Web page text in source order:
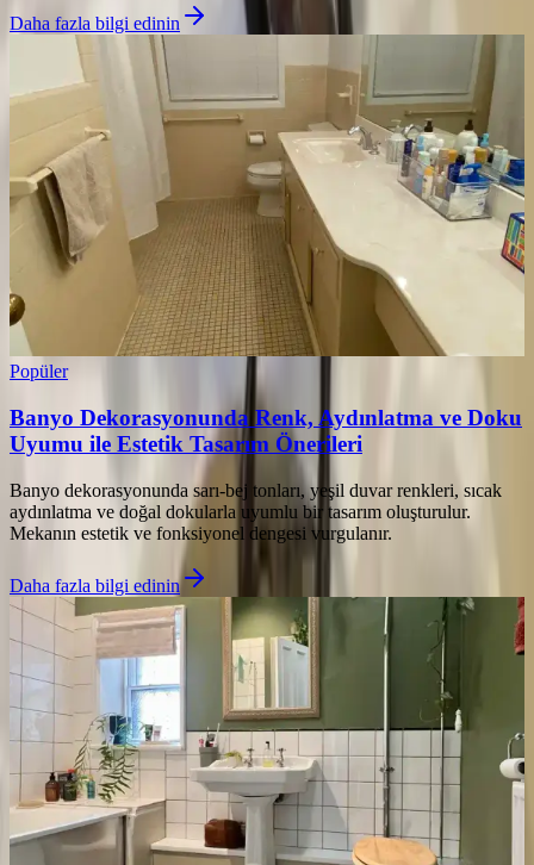
Daha fazla bilgi edinin
Popüler
Banyo Dekorasyonunda Renk, Aydınlatma ve Doku
Uyumu ile Estetik Tasarım Önerileri
Banyo dekorasyonunda sarı-bej tonları, yeşil duvar renkleri, sıcak
aydınlatma ve doğal dokularla uyumlu bir tasarım oluşturulur.
Mekanın estetik ve fonksiyonel dengesi vurgulanır.
Daha fazla bilgi edinin